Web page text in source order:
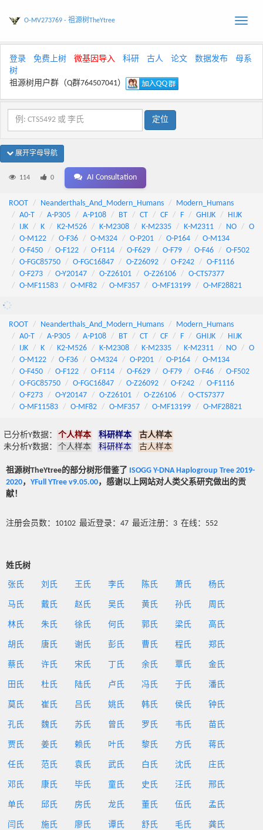
Toggle
O-MV273769 - 祖源树TheYtree
登录 免费上树 微基因导入 科研 古人 论文 数据发布
母系
树
祖源树用户群（Q群764507041）
展开字母导航
114 0 AI Consultation
ROOT Neanderthals_And_Modern_Humans
Modern_Humans
A0-T
A-P305 A-P108 BT CT CF F GHIJK
HIJK
IJK
K K2-M526 K-M2308 K-M2335 K-M2311 NO
O
O-M122
O-F36 O-M324 O-P201 O-P164
O-M134
O-F450
O-F122 O-F114 O-F629 O-F79 O-F46
O-F502
O-FGC85750
O-FGC16847 O-Z26092 O-F242
O-F1116
O-F273
O-Y20147 O-Z26101 O-Z26106
O-CTS7377
O-MF11583
O-MF82 O-MF357 O-MF13199 O-MF28821
ROOT Neanderthals_And_Modern_Humans
Modern_Humans
A0-T
A-P305 A-P108 BT CT CF F GHIJK
HIJK
IJK
K K2-M526 K-M2308 K-M2335 K-M2311 NO
O
O-M122
O-F36 O-M324 O-P201 O-P164
O-M134
O-F450
O-F122 O-F114 O-F629 O-F79 O-F46
O-F502
O-FGC85750
O-FGC16847 O-Z26092 O-F242
O-F1116
O-F273
O-Y20147 O-Z26101 O-Z26106
O-CTS7377
O-MF11583
O-MF82 O-MF357 O-MF13199 O-MF28821
已分析Y数据： 个人样本 科研样本
古人样本
未分析Y数据：
个人样本 科研样本 古人样本
祖源树TheYtree的部分树形借鉴了 ISOGG Y-DNA Haplogroup Tree 2019-
2020， YFull YTree v9.05.00，感谢以上网站对人类父系研究做出的贡
献！
注册会员数：10102 最近登录：47 最近注册：3 在线：552
姓氏树
张氏 刘氏 王氏 李氏 陈氏 萧氏 杨氏
马氏 戴氏 赵氏 吴氏 黄氏 孙氏 周氏
林氏 朱氏 徐氏 何氏 郭氏 梁氏 高氏
胡氏 唐氏 谢氏 彭氏 曹氏 程氏 郑氏
蔡氏 许氏 宋氏 丁氏 余氏 覃氏 金氏
田氏 杜氏 陆氏 卢氏 冯氏 于氏 潘氏
莫氏 崔氏 吕氏 姚氏 韩氏 侯氏 钟氏
孔氏 魏氏 苏氏 曾氏 罗氏 韦氏 苗氏
贾氏 姜氏 赖氏 叶氏 黎氏 方氏 蒋氏
任氏 范氏 袁氏 武氏 白氏 沈氏 庄氏
邓氏 康氏 毕氏 童氏 史氏 汪氏 邢氏
单氏 邱氏 房氏 龙氏 董氏 伍氏 孟氏
闫氏 施氏 廖氏 谭氏 舒氏 毛氏 龚氏